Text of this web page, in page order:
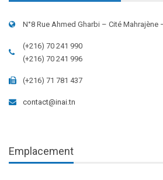
N°8 Rue Ahmed Gharbi – Cité Mahrajène
(+216) 70 241 990
(+216) 70 241 996
(+216) 71 781 437
contact@inai.tn
Emplacement